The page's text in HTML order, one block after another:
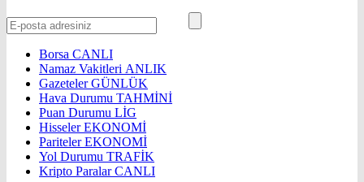
Borsa CANLI
Namaz Vakitleri ANLIK
GazetelerGÜNLÜK
Hava Durumu TAHMİNİ
Puan Durumu LİG
HisselerEKONOMİ
ParitelerEKONOMİ
Yol Durumu TRAFİK
Kripto ParalarCANLI